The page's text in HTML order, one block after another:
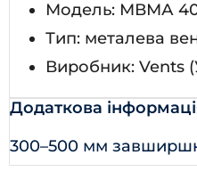
Модель: МВМА
Тип: металева
Виробник: Vents
Додаткова
300–500 мм